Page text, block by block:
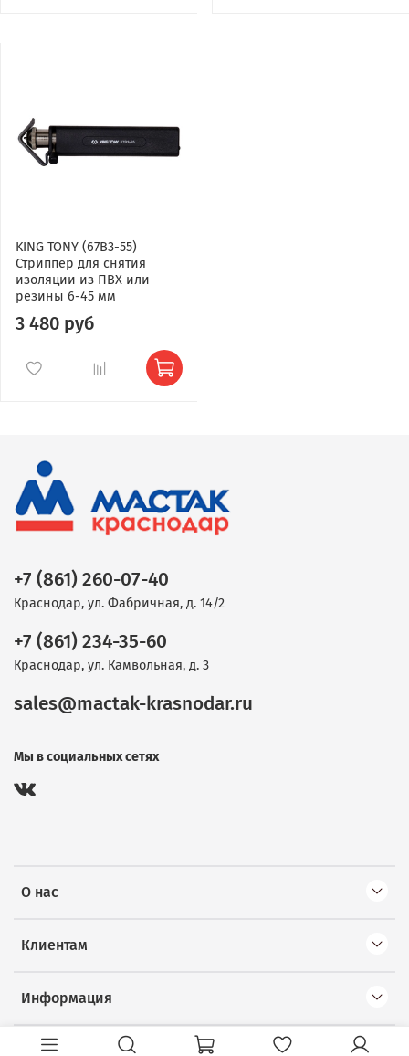
KING TONY (67B3-55)
Стриппер для снятия
изоляции из ПВХ или
резины 6-45 мм
3 480 руб
О нас
Клиентам
Информация
+7 (861) 260-07-40
Краснодар, ул. Фабричная, д. 14/2
+7 (861) 234-35-60
Краснодар, ул. Камвольная, д. 3
sales@mactak-krasnodar.ru
Мы в социальных сетях